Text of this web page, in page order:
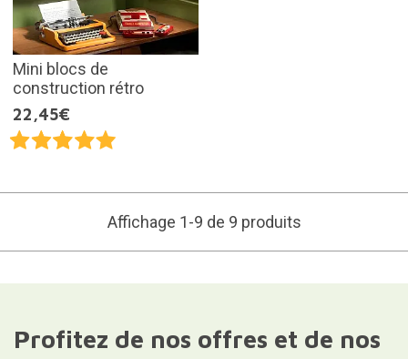
Mini blocs de
construction rétro
22,45€
Affichage 1-9 de 9 produits
Profitez de nos offres et de nos